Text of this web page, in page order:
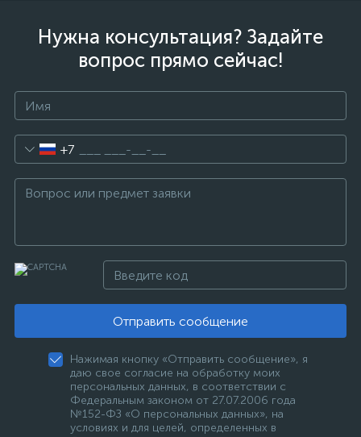
Нужна консультация? Задайте
вопрос прямо сейчас!
+7
Отправить сообщение
Нажимая кнопку «Отправить сообщение», я
даю свое согласие на обработку моих
персональных данных, в соответствии с
Федеральным законом от 27.07.2006 года
№152-ФЗ «О персональных данных», на
условиях и для целей, определенных в